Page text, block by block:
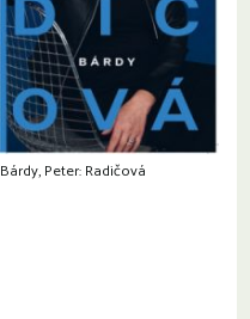
Bárdy, Peter: Radičová